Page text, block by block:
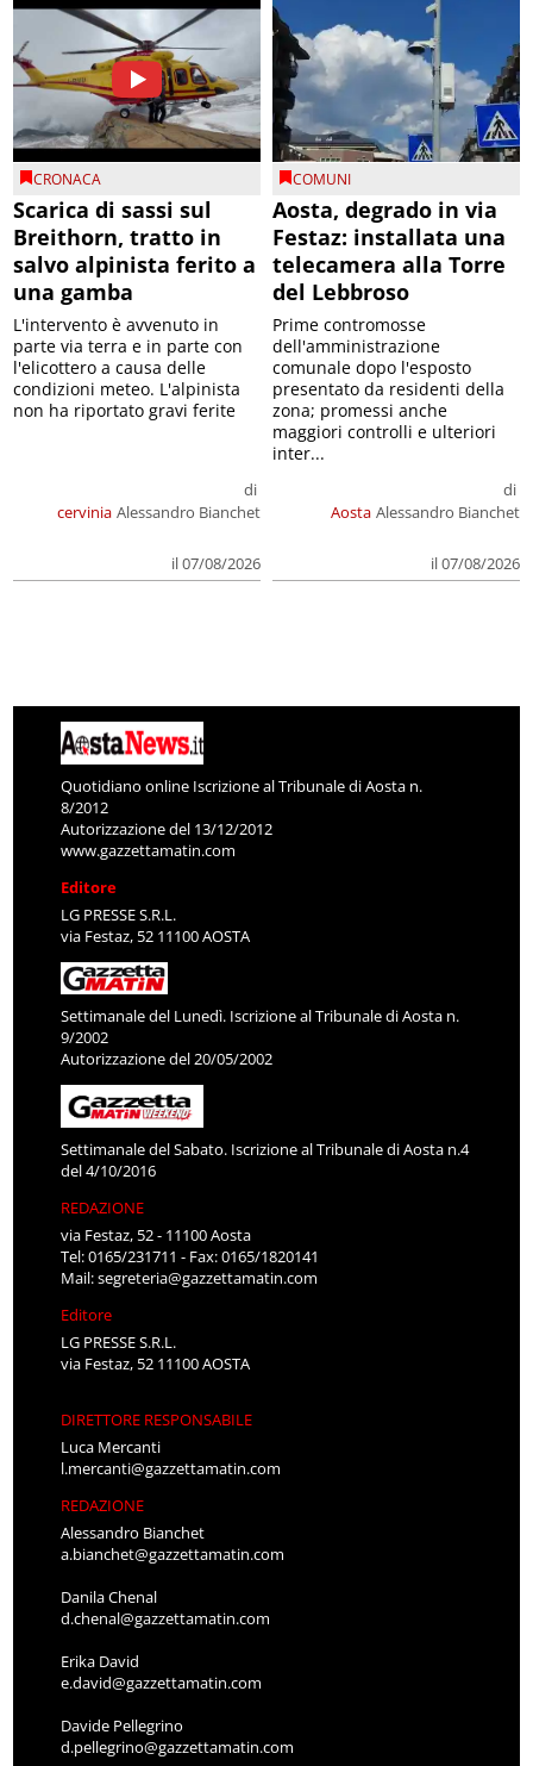
CRONACA
Scarica di sassi sul
Breithorn, tratto in
salvo alpinista ferito a
una gamba
cervinia
di
Alessandro Bianchet
il 07/08/2026
L'intervento è avvenuto in
parte via terra e in parte con
l'elicottero a causa delle
condizioni meteo. L'alpinista
non ha riportato gravi ferite
COMUNI
Aosta, degrado in via
Festaz: installata una
telecamera alla Torre
del Lebbroso
Aosta
di
Alessandro Bianchet
il 07/08/2026
Prime contromosse
dell'amministrazione
comunale dopo l'esposto
presentato da residenti della
zona; promessi anche
maggiori controlli e ulteriori
inter...
Quotidiano online Iscrizione al Tribunale di Aosta n.
8/2012
Autorizzazione del 13/12/2012
www.gazzettamatin.com
Editore
LG PRESSE S.R.L.
via Festaz, 52 11100 AOSTA
Settimanale del Lunedì. Iscrizione al Tribunale di Aosta n.
9/2002
Autorizzazione del 20/05/2002
Settimanale del Sabato. Iscrizione al Tribunale di Aosta n.4
del 4/10/2016
REDAZIONE
via Festaz, 52 - 11100 Aosta
Tel: 0165/231711 - Fax: 0165/1820141
Mail:segreteria@gazzettamatin.com
Editore
LG PRESSE S.R.L.
via Festaz, 52 11100 AOSTA
DIRETTORE RESPONSABILE
Luca Mercanti
l.mercanti@gazzettamatin.com
REDAZIONE
Alessandro Bianchet
a.bianchet@gazzettamatin.com
Danila Chenal
d.chenal@gazzettamatin.com
Erika David
e.david@gazzettamatin.com
Davide Pellegrino
d.pellegrino@gazzettamatin.com